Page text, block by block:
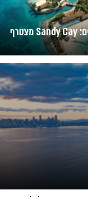
MSC מרחיבה את חוויית האיים הפרטיים: Sandy Cay מצטרף